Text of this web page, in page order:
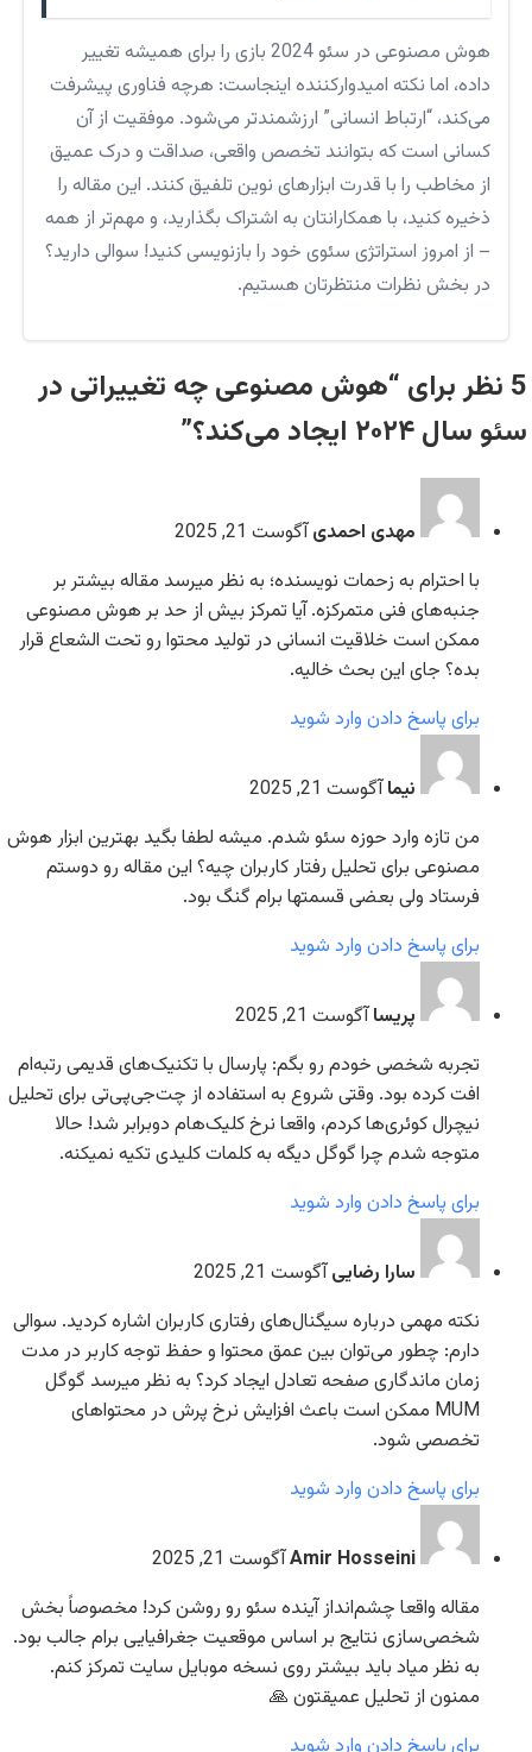
هوش مصنوعی در سئو 2024 بازی را برای همیشه تغییر
داده، اما نکته امیدوارکننده اینجاست: هرچه فناوری پیشرفت
می‌کند، “ارتباط انسانی” ارزشمندتر می‌شود. موفقیت از آن
کسانی است که بتوانند تخصص واقعی، صداقت و درک عمیق
از مخاطب را با قدرت ابزارهای نوین تلفیق کنند. این مقاله را
ذخیره کنید، با همکارانتان به اشتراک بگذارید، و مهم‌تر از همه
– از امروز استراتژی سئوی خود را بازنویسی کنید! سوالی دارید؟
در بخش نظرات منتظرتان هستیم.
5 نظر برای “هوش مصنوعی چه تغییراتی در
سئو سال ۲۰۲۴ ایجاد می‌کند؟”
مهدی احمدی آگوست 21, 2025
با احترام به زحمات نویسنده؛ به نظر میرسد مقاله بیشتر بر
جنبه‌های فنی متمرکزه. آیا تمرکز بیش از حد بر هوش مصنوعی
ممکن است خلاقیت انسانی در تولید محتوا رو تحت الشعاع قرار
بده؟ جای این بحث خالیه.
برای پاسخ دادن وارد شوید
نیما آگوست 21, 2025
من تازه وارد حوزه سئو شدم. میشه لطفا بگید بهترین ابزار هوش
مصنوعی برای تحلیل رفتار کاربران چیه؟ این مقاله رو دوستم
فرستاد ولی بعضی قسمتها برام گنگ بود.
برای پاسخ دادن وارد شوید
پریسا آگوست 21, 2025
تجربه شخصی خودم رو بگم: پارسال با تکنیک‌های قدیمی رتبه‌ام
افت کرده بود. وقتی شروع به استفاده از چت‌جی‌پی‌تی برای تحلیل
نیچرال کوئری‌ها کردم، واقعا نرخ کلیک‌هام دوبرابر شد! حالا
متوجه شدم چرا گوگل دیگه به کلمات کلیدی تکیه نمیکنه.
برای پاسخ دادن وارد شوید
سارا رضایی آگوست 21, 2025
نکته مهمی درباره سیگنال‌های رفتاری کاربران اشاره کردید. سوالی
دارم: چطور می‌توان بین عمق محتوا و حفظ توجه کاربر در مدت
زمان ماندگاری صفحه تعادل ایجاد کرد؟ به نظر میرسد گوگل
MUM ممکن است باعث افزایش نرخ پرش در محتواهای
تخصصی شود.
برای پاسخ دادن وارد شوید
Amir Hosseiniآگوست 21, 2025
مقاله واقعا چشم‌انداز آینده سئو رو روشن کرد! مخصوصاً بخش
شخصی‌سازی نتایج بر اساس موقعیت جغرافیایی برام جالب بود.
به نظر میاد باید بیشتر روی نسخه موبایل سایت تمرکز کنم.
ممنون از تحلیل عمیقتون 🙏